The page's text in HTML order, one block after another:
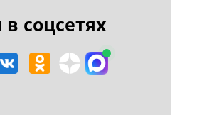
соцсетях